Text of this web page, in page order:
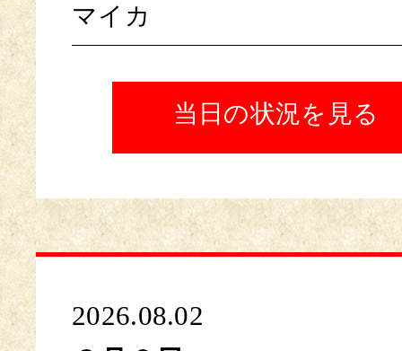
マイカ
当日の状況を見る
2026.08.02